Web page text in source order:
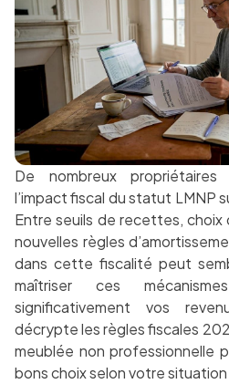
De nombreux propriétaires
l’impact fiscal du statut LMNP
Entre seuils de recettes, choix
nouvelles règles
dans cette fiscalité peut
maîtriser ces
significativement vos
décrypte les règles fiscales
meublée non professionnelle
bons choix selon votre